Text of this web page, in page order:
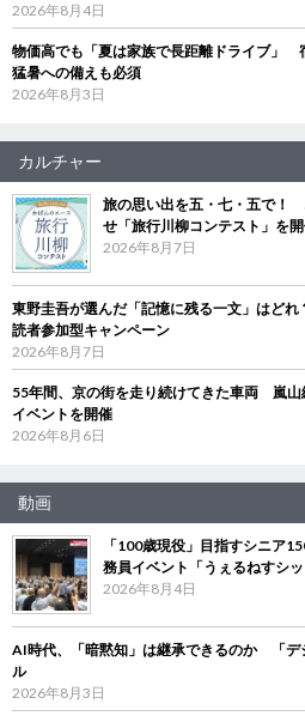
2026年8月4日
物価高でも「夏は家族で長距離ドライブ」
猛暑への備えも必須
2026年8月3日
カルチャー
旅の思い出を五・七・五で！
せ「旅行川柳コンテスト」を
2026年8月7日
東野圭吾が選んだ「記憶に残る一文」はど
読者参加型キャンペーン
2026年8月7日
55年間、京の街を走り続けてきた車両 嵐
イベントを開催
2026年8月6日
動画
「100歳現役」目指すシニア
務員イベント「うぇるねすシッ
2026年8月4日
AI時代、「暗黙知」は継承できるのか 「デ
ル
2026年8月3日